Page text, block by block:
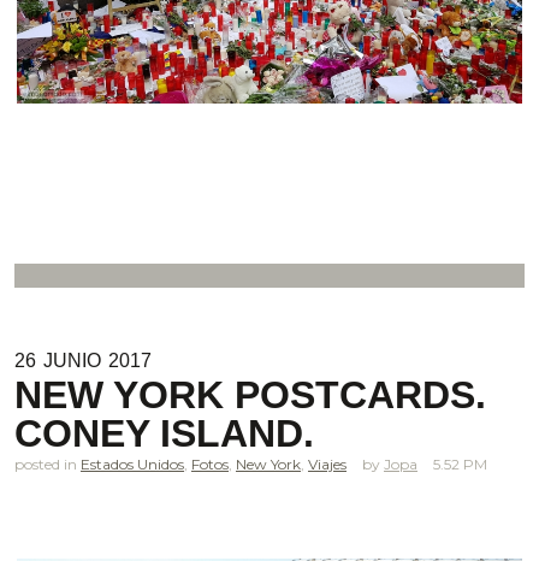
26 JUNIO 2017
NEW YORK POSTCARDS.
CONEY ISLAND.
posted in Estados Unidos, Fotos, New York, Viajes Jopa 5.52 PM